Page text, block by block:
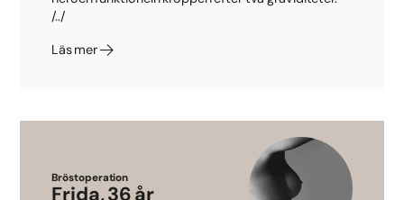
/../
Läs mer
Bröstoperation
Frida, 36 år